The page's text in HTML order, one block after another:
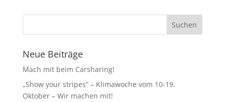
Neue Beiträge
Mach mit beim Carsharing!
„Show your stripes“ – Klimawoche vom 10-19.
Oktober – Wir machen mit!